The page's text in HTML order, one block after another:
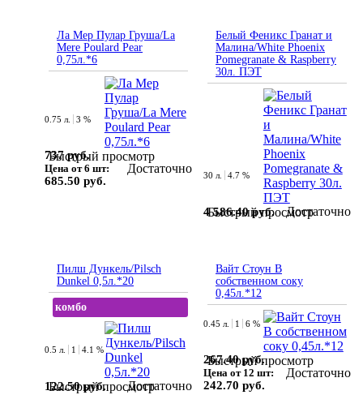
Ла Мер Пулар Груша/La
Mere Poulard Pear
0,75л.*6
Быстрый просмотр
0.75 л. 3 %
737 руб.
Цена от 6 шт:
685.50 руб.
Достаточно
Белый Феникс Гранат и
Малина/White Phoenix
Pomegranate & Raspberry
30л. ПЭТ
Быстрый просмотр
30 л. 4.7 %
4 586.40 руб. Достаточно
Пилш Дункель/Pilsch
Dunkel 0,5л.*20
комбо
Быстрый просмотр
0.5 л. 1 4.1 %
122.50 руб. Достаточно
Вайт Стоун В
собственном соку
0,45л.*12
Быстрый просмотр
0.45 л. 1 6 %
267.40 руб.
Цена от 12 шт:
242.70 руб.
Достаточно